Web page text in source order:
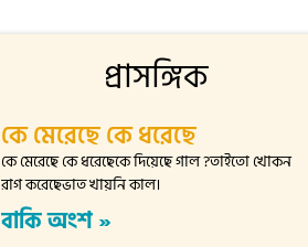
প্রাসঙ্গিক
কে মেরেছে কে ধরেছে
কে মেরেছে কে ধরেছেকে দিয়েছে গাল ?তাইতো খোকন
রাগ করেছেভাত খায়নি কাল।
বাকি অংশ »